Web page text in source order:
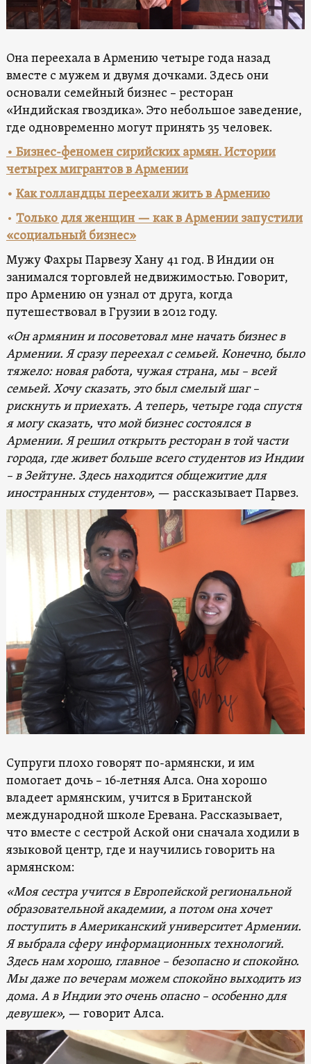
Она переехала в Армению четыре года назад
вместе с мужем и двумя дочками. Здесь они
основали семейный бизнес – ресторан
«Индийская гвоздика». Это небольшое заведение,
где одновременно могут принять 35 человек.
• Бизнес-феномен сирийских армян. Истории
четырех мигрантов в Армении
• Как голландцы переехали жить в Армению
• Только для женщин — как в Армении запустили
«социальный бизнес»
Мужу Фахры Парвезу Хану 41 год. В Индии он
занимался торговлей недвижимостью. Говорит,
про Армению он узнал от друга, когда
путешествовал в Грузии в 2012 году.
«Он армянин и посоветовал мне начать бизнес в
Армении. Я сразу переехал с семьей. Конечно, было
тяжело: новая работа, чужая страна, мы – всей
семьей. Хочу сказать, это был смелый шаг –
рискнуть и приехать. А теперь, четыре года спустя
я могу сказать, что мой бизнес состоялся в
Армении. Я решил открыть ресторан в той части
города, где живет больше всего студентов из Индии
– в Зейтуне. Здесь находится общежитие для
иностранных студентов», — рассказывает Парвез.
Супруги плохо говорят по-армянски, и им
помогает дочь – 16-летняя Алса. Она хорошо
владеет армянским, учится в Британской
международной школе Еревана. Рассказывает,
что вместе с сестрой Аской они сначала ходили в
языковой центр, где и научились говорить на
армянском:
«Моя сестра учится в Европейской региональной
образовательной академии, а потом она хочет
поступить в Американский университет Армении.
Я выбрала сферу информационных технологий.
Здесь нам хорошо, главное – безопасно и спокойно.
Мы даже по вечерам можем спокойно выходить из
дома. А в Индии это очень опасно – особенно для
девушек», — говорит Алса.